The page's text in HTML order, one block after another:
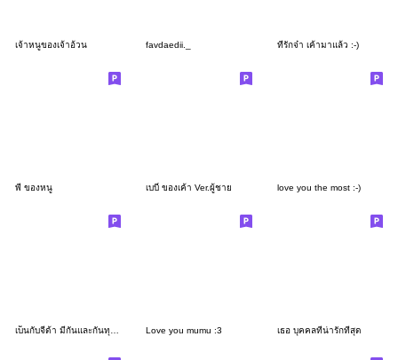
เจ้าหนูของเจ้าอ้วน favdaedii._ ที่รักจ๋า เค้ามาแล้ว :-)
พี่ ของหนู เบบี๋ ของเค้า Ver.ผู้ชาย love you the most :-)
เบ็นกับจีด้า มีกันและกันทุกวัน Love you mumu :3 เธอ บุคคลที่น่ารักที่สุด